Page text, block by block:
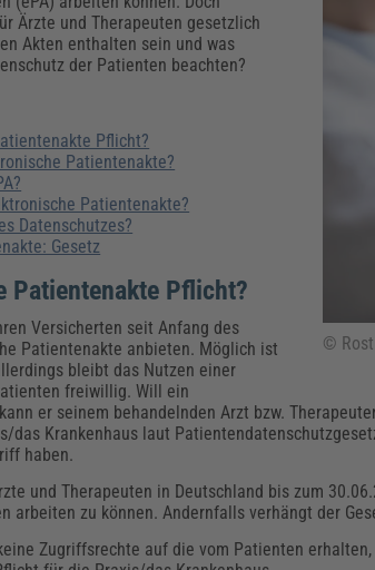
HERKERT)
Künstliche
Weiterbildungen
HERKERT)
Zollverfahren &
©
Ärzte und Therapeuten gesetzlich
Akten enthalten sein und was
der Patienten beachten?
Pflicht?
Patientenakte?
Patientenakte?
Datenschutzes?
Gesetz
Patientenakte Pflicht?
Versicherten seit Anfang des
Patientenakte anbieten. Möglich ist
bleibt das Nutzen einer
freiwillig. Will ein
er seinem behandelnden Arzt bzw.
das Krankenhaus laut
haben.
und Therapeuten in Deutschland bis zum
arbeiten zu können. Andernfalls verhängt der
Zugriffsrechte auf die vom Patienten